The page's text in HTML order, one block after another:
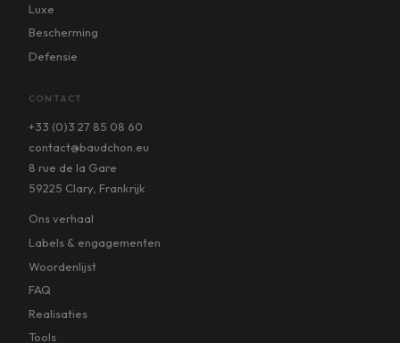
Luxe
Bescherming
Defensie
CONTACT
+33 (0)3 27 85 08 60
contact@baudchon.eu
8 rue de la Gare
59225 Clary, Frankrijk
Ons verhaal
Labels & engagementen
Woordenlijst
FAQ
Realisaties
Tools